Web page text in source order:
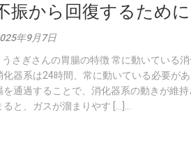
振から回復するために
年9月7日
うさぎさんの胃腸の特徴 常に動いている
化器系は24時間、常に動いている必要が
を通過することで、消化器系の動きが維
ると、ガスが溜まりやす […]...